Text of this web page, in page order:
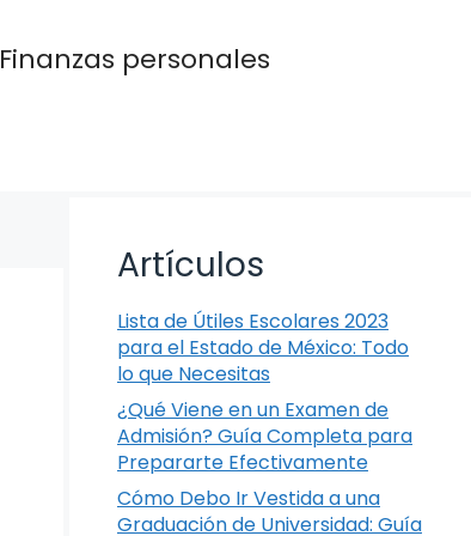
Finanzas personales
Artículos
Lista de Útiles Escolares 2023
para el Estado de México: Todo
lo que Necesitas
¿Qué Viene en un Examen de
Admisión? Guía Completa para
Prepararte Efectivamente
Cómo Debo Ir Vestida a una
Graduación de Universidad: Guía